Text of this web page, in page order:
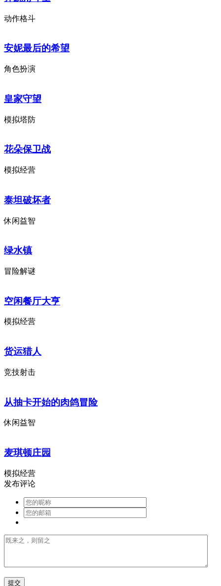
动作格斗
安妮最后的希望
角色扮演
皇家守望
模拟塔防
花朵保卫战
模拟经营
泰坦破坏者
休闲益智
绿水镇
冒险解谜
空闲餐厅大亨
模拟经营
货运猎人
竞技射击
从抽卡开始的肉鸽冒险
休闲益智
麦琪顿庄园
模拟经营
发布评论